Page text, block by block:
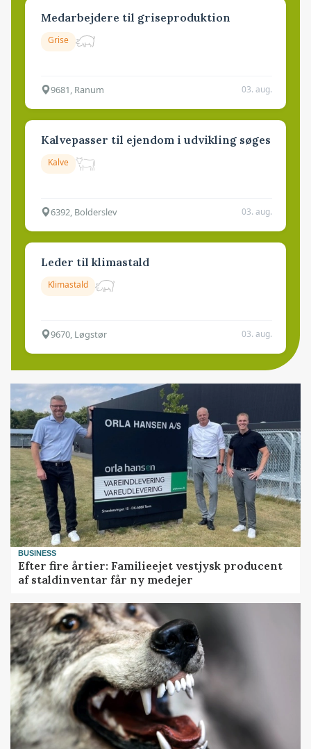
Medarbejdere til griseproduktion
Grise
9681, Ranum 03. aug.
Kalvepasser til ejendom i udvikling søges
Kalve
6392, Bolderslev 03. aug.
Leder til klimastald
Klimastald
9670, Løgstør 03. aug.
BUSINESS
Efter fire årtier: Familieejet vestjysk producent
af staldinventar får ny medejer